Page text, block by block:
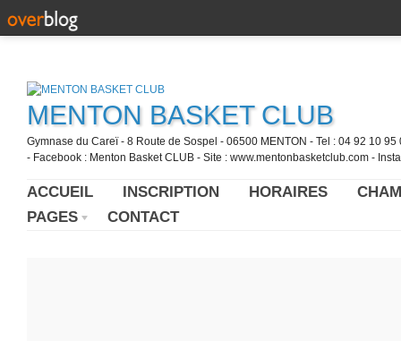
MENTON BASKET CLUB
Gymnase du Careï - 8 Route de Sospel - 06500 MENTON - Tel : 04 92 10
- Facebook : Menton Basket CLUB - Site : www.mentonbasketclub.com -
ACCUEIL INSCRIPTION HORAIRES
PAGES
CONTACT